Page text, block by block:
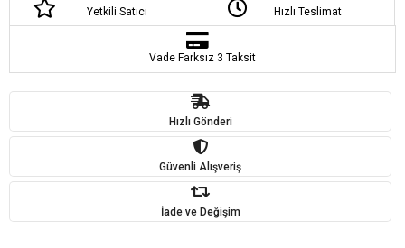
Yetkili Satıcı Hızlı Teslimat
Vade Farksız 3 Taksit
Hızlı Gönderi
Güvenli Alışveriş
İade ve Değişim